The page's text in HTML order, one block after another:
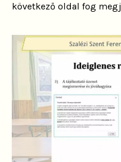
következő oldal fog